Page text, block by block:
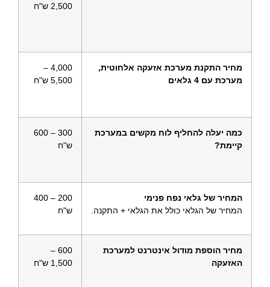
2,500 ש"ח
מחיר התקנת מערכת אזעקה אלחוטית,
מערכת עם 4 גלאים
4,000 –
5,500 ש"ח
כמה יעלה להחליף לוח מקשים במערכת
קיימת?
300 – 600
ש"ח
המחיר של גלאי נפח פנימי
המחיר של הגלאי כולל את הגלאי + התקנה.
200 – 400
ש"ח
מחיר הוספת מודול אינטרנט למערכת
האזעקה
600 –
1,500 ש"ח